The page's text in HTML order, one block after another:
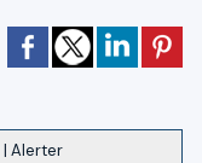
| Alerter